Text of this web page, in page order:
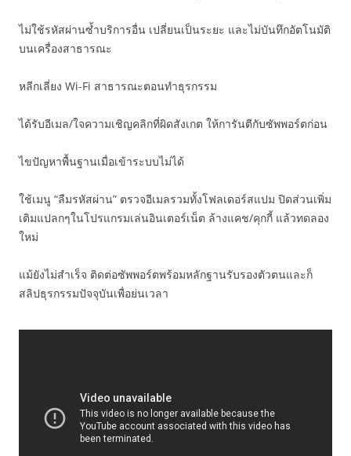
ไม่ใช้รหัสผ่านซ้ำบริการอื่น เปลี่ยนเป็นระยะ และไม่บันทึกอัตโนมัติ
บนเครื่องสาธารณะ
หลีกเลี่ยง Wi-Fi สาธารณะตอนทำธุรกรรม
ได้รับอีเมล/ใจความเชิญคลิกที่ผิดสังเกต ให้การันตีกับซัพพอร์ตก่อน
ไขปัญหาพื้นฐานเมื่อเข้าระบบไม่ได้
ใช้เมนู “ลืมรหัสผ่าน” ตรวจอีเมลรวมทั้งโฟลเดอร์สแปม ปิดส่วนเพิ่ม
เติมแปลกๆในโปรแกรมเล่นอินเตอร์เน็ต ล้างแคช/คุกกี้ แล้วทดลอง
ใหม่
แม้ยังไม่สำเร็จ ติดต่อซัพพอร์ตพร้อมหลักฐานรับรองตัวตนและก็
สลิปธุรกรรมปัจจุบันเพื่อย่นเวลา